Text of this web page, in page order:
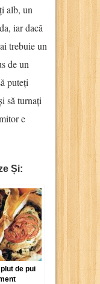
alb, un
iar dacă
trebuie un
de un
puteți
să turnați
e
Și:
de pui